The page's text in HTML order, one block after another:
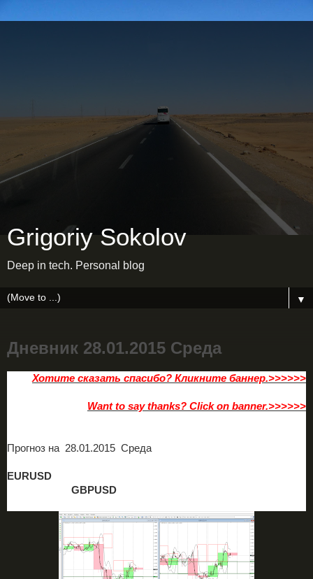
Grigoriy Sokolov
Deep in tech. Personal blog
▼
Дневник 28.01.2015 Среда
Хотите сказать спасибо? Кликните баннер.>>>>>>
Want to say thanks? Click on banner.>>>>>>
Прогноз на 28.01.2015 Среда
EURUSD
GBPUSD